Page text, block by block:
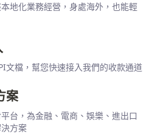
地化業務經營，身處海外，也能輕
文檔，幫您快速接入我們的收款通道
案
台，為金融、電商、娛樂、進出口
方案